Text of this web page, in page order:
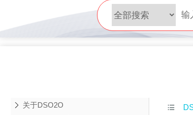
DSMall Pro支持商城购物，外卖，上门
服务，短视频等功能。
关于DSO2O
